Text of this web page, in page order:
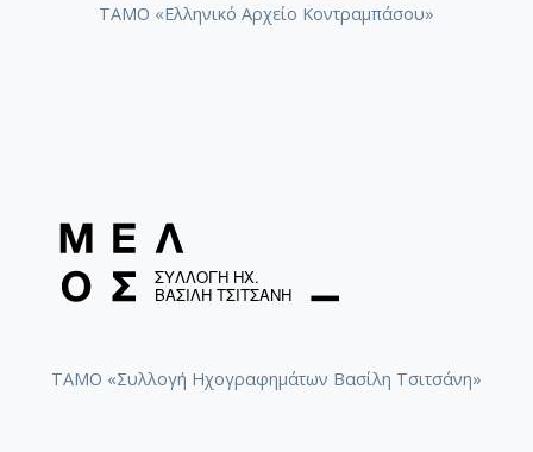
ΤΑΜΟ «Ελληνικό Αρχείο Κοντραμπάσου»
ΤΑΜΟ «Συλλογή Ηχογραφημάτων Βασίλη Τσιτσάνη»